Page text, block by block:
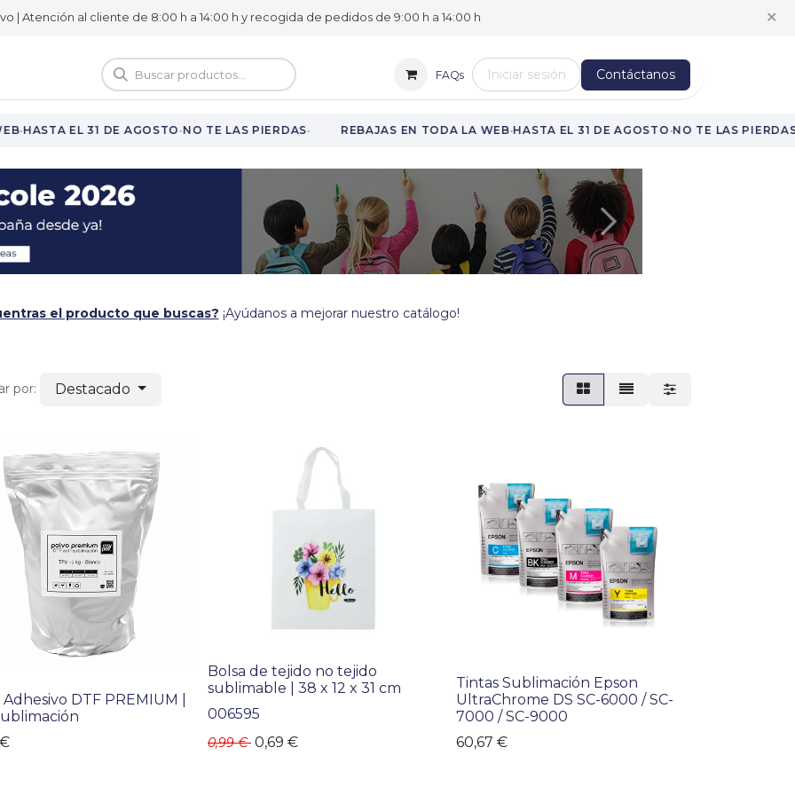
| Atención al cliente de 8:00 h a 14:00 h y recogida de pedidos de 9:00 h a 14:00 h ✕
Vuelta al cole FAQs Iniciar sesión Contáctanos
·HASTA EL 31 DE AGOSTO·NO TE LAS PIERDAS· REBAJAS EN TODA LA WEB·HASTA EL 31 DE AGOSTO·NO TE LAS PIERDAS·
Siguiente
el producto que buscas? ¡Ayúdanos a mejorar nuestro catálogo!
por: Destacado
DTF PREMIUM |
€
Bolsa de tejido no tejido
sublimable | 38 x 12 x 31 cm
006595
0,99€ 0,69 €
Tintas Sublimación Epson
UltraChrome DS SC-6000 / SC-
7000 / SC-9000
60,67 €